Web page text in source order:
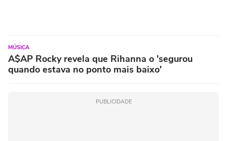
MÚSICA
A$AP Rocky revela que Rihanna o 'segurou
quando estava no ponto mais baixo'
PUBLICIDADE